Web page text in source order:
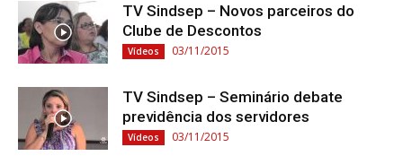
TV Sindsep – Novos parceiros do
Clube de Descontos
Vídeos 03/11/2015
TV Sindsep – Seminário debate
previdência dos servidores
Vídeos 03/11/2015